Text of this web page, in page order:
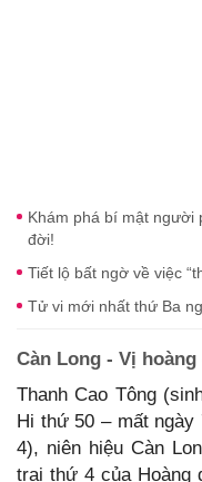
Khám phá bí mật người
đời!
Tiết lộ bất ngờ về việc
Tử vi mới nhất thứ Ba
Càn Long - Vị
Thanh Cao Tông
Hi thứ 50 – mất ngày
4), niên hiệu Càn
trai thứ 4 của Hoàng